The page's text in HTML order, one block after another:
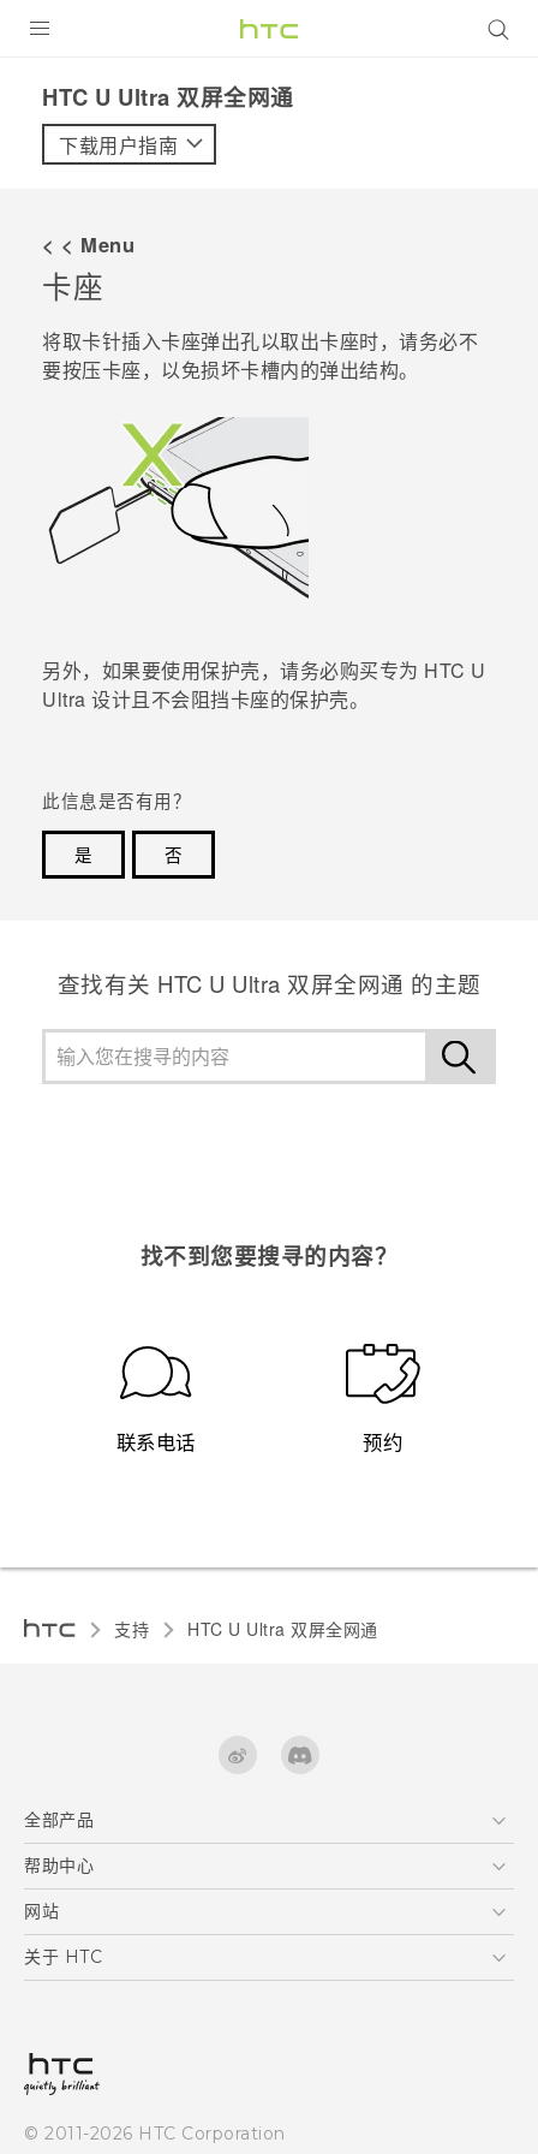
VIVE
支持帮助
在线客服
HTC U Ultra 双屏全网通‎
下载用户指南
< < Menu
卡座
将取卡针插入卡座弹出孔以取出卡座时，请务必不
要按压卡座，以免损坏卡槽内的弹出结构。
另外，如果要使用保护壳，请务必购买专为 HTC U
Ultra 设计且不会阻挡卡座的保护壳。
此信息是否有用？
是
否
查找有关 HTC U Ultra 双屏全网通 的主题
找不到您要搜寻的内容？
联系电话 预约
支持 HTC U Ultra 双屏全网通‎
全部产品
区块链智能手机
VIVE
帮助中心
在线客服
支援与服务
产品保固说明
网站
HTC Dev
关于 HTC
投资人
© 2011-2026 HTC Corporation